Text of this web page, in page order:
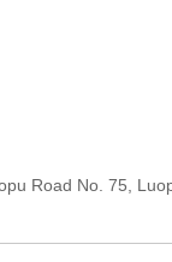
Road No. 75,